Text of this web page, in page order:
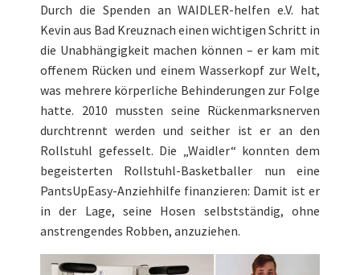
Durch die Spenden an WAIDLER-helfen e.V. hat
Kevin aus Bad Kreuznach einen wichtigen Schritt in
die Unabhängigkeit machen können – er kam mit
offenem Rücken und einem Wasserkopf zur Welt,
was mehrere körperliche Behinderungen zur Folge
hatte. 2010 mussten seine Rückenmarksnerven
durchtrennt werden und seither ist er an den
Rollstuhl gefesselt. Die „Waidler“ konnten dem
begeisterten Rollstuhl-Basketballer nun eine
PantsUpEasy-Anziehhilfe finanzieren: Damit ist er
in der Lage, seine Hosen selbstständig, ohne
anstrengendes Robben, anzuziehen.